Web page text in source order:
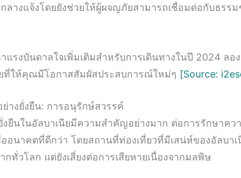
ลางแจ้งโดยยังช่วยให้ผู้ผจญภัยสามารถเชื่อมต่อกับธรรม
รงบันดาลใจเพิ่มเติมสำหรับการเดินทางในปี 2024 ลอ
ยที่ให้คุณมีโอกาสสัมผัสประสบการณ์ใหม่ๆ [Source:
างยั่งยืน: การอนุรักษ์สวรรค์
งยืนในอัลบาเนียมีความสำคัญอย่างมาก ต่อการรักษาคว
อนาคตที่ดีกว่า โดยสถานที่ท่องเที่ยวที่มีเสน่ห์ของอัลบาเ
กทั่วโลก แต่ยังเสี่ยงต่อการเสียหายเนื่องจากมลพิษ